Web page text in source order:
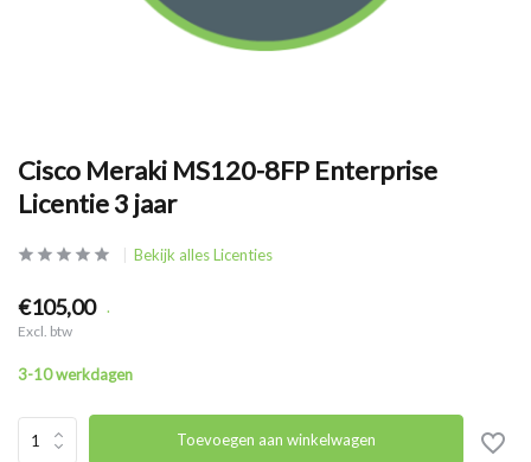
Cisco Meraki MS120-8FP Enterprise
Licentie 3 jaar
Bekijk alles Licenties
€105,00 .
Excl. btw
3-10 werkdagen
Toevoegen aan winkelwagen